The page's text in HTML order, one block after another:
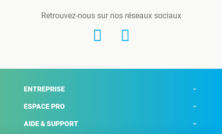
Retrouvez-nous sur nos réseaux sociaux
ENTREPRISE
ESPACE PRO
AIDE & SUPPORT